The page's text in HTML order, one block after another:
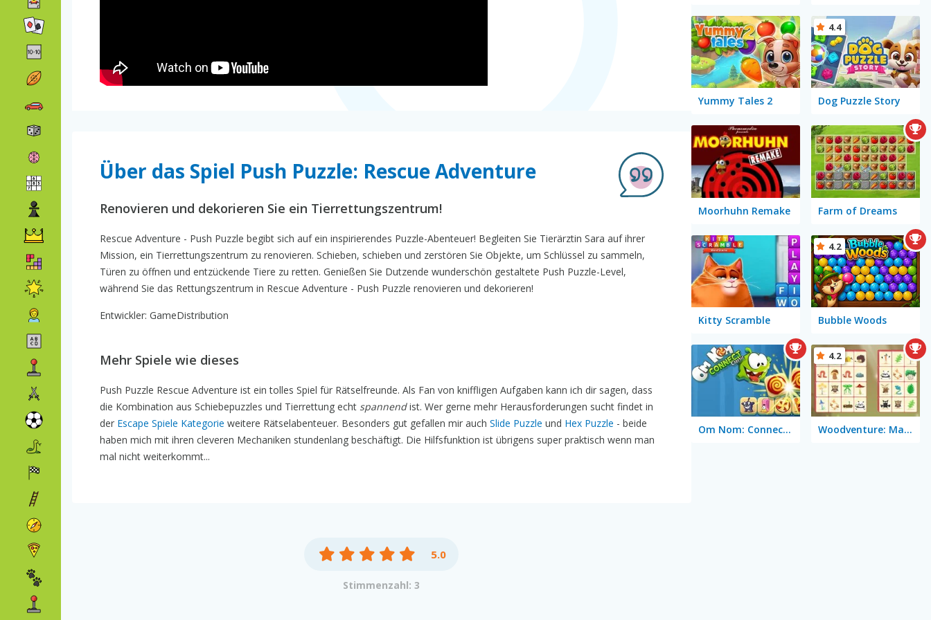
Über das Spiel Push Puzzle: Rescue Adventure
Renovieren und dekorieren Sie ein Tierrettungszentrum!
Rescue Adventure - Push Puzzle begibt sich auf ein inspirierendes Puzzle-Abenteuer! Begleiten Sie Tierärztin Sara auf ihrer
Mission, ein Tierrettungszentrum zu renovieren. Schieben, schieben und zerstören Sie Objekte, um Schlüssel zu sammeln,
Türen zu öffnen und entzückende Tiere zu retten. Genießen Sie Dutzende wunderschön gestaltete Push Puzzle-Level,
während Sie das Rettungszentrum in Rescue Adventure - Push Puzzle renovieren und dekorieren!
Entwickler: GameDistribution
Mehr Spiele wie dieses
Push Puzzle Rescue Adventure ist ein tolles Spiel für Rätselfreunde. Als Fan von kniffligen Aufgaben kann ich dir sagen, dass
die Kombination aus Schiebepuzzles und Tierrettung echt spannendist. Wer gerne mehr Herausforderungen sucht findet in
der Escape Spiele Kategorie weitere Rätselabenteuer. Besonders gut gefallen mir auch Slide Puzzle und Hex Puzzle - beide
haben mich mit ihren cleveren Mechaniken stundenlang beschäftigt. Die Hilfsfunktion ist übrigens super praktisch wenn man
mal nicht weiterkommt...
5.0
Stimmenzahl: 3
Yummy Tales 2 Dog Puzzle Story
4.4
Moorhuhn Remake Farm of Dreams
Kitty Scramble Bubble Woods
4.2
Om Nom: Connect Classic Woodventure: Mahjong Connect
4.2